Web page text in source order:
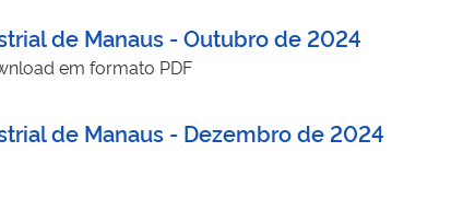
de Manaus - Outubro de 2024
em formato PDF
de Manaus - Dezembro de 2024